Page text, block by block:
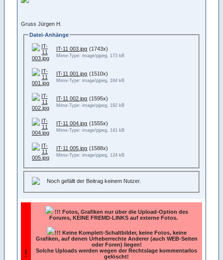
Gruss Jürgen H.
Datei-Anhänge
IT-11 003.jpg (1743x)
Mime-Type: image/pjpeg, 173 kB
IT-11 001.jpg (1510x)
Mime-Type: image/pjpeg, 184 kB
IT-11 002.jpg (1595x)
Mime-Type: image/pjpeg, 192 kB
IT-11 004.jpg (1555x)
Mime-Type: image/pjpeg, 141 kB
IT-11 005.jpg (1588x)
Mime-Type: image/pjpeg, 124 kB
Noch gefällt der Beitrag keinem Nutzer.
!
!!! Fotos, Grafiken nur über die Upload-Option des
Forums, KEINE FREMD-LINKS auf externe Fotos.
!!! Keine Komplett-Schaltbilder, keine Fotos, keine
Grafiken, auf denen Urheberrechte Anderer (auch WEB-Seiten
oder Foren) liegen!
Solche Uploads werden wegen der Rechtslage kommentarlos
gelöscht!